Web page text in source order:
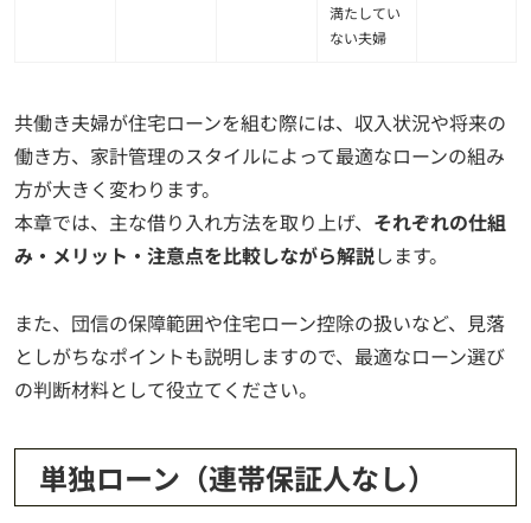
満たしてい
ない夫婦
共働き夫婦が住宅ローンを組む際には、収入状況や将来の
働き方、家計管理のスタイルによって最適なローンの組み
方が大きく変わります。
本章では、主な借り入れ方法を取り上げ、 それぞれの仕組
み・メリット・注意点を比較しながら解説します。
また、団信の保障範囲や住宅ローン控除の扱いなど、見落
としがちなポイントも説明しますので、最適なローン選び
の判断材料として役立てください。
単独ローン（連帯保証人なし）